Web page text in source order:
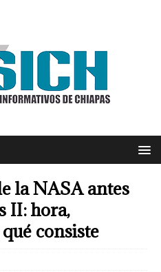
la NASA antes
II: hora,
consiste